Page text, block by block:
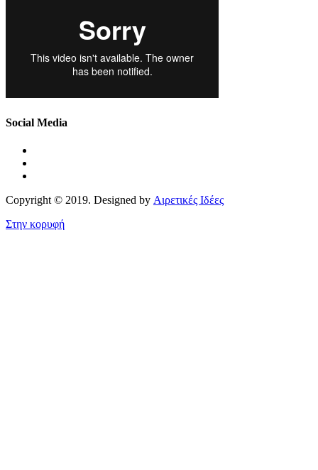
Social Media
Copyright © 2019. Designed by Αιρετικές Ιδέες
Στην κορυφή